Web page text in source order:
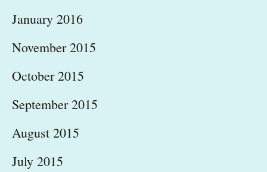
January 2016
November 2015
October 2015
September 2015
August 2015
July 2015